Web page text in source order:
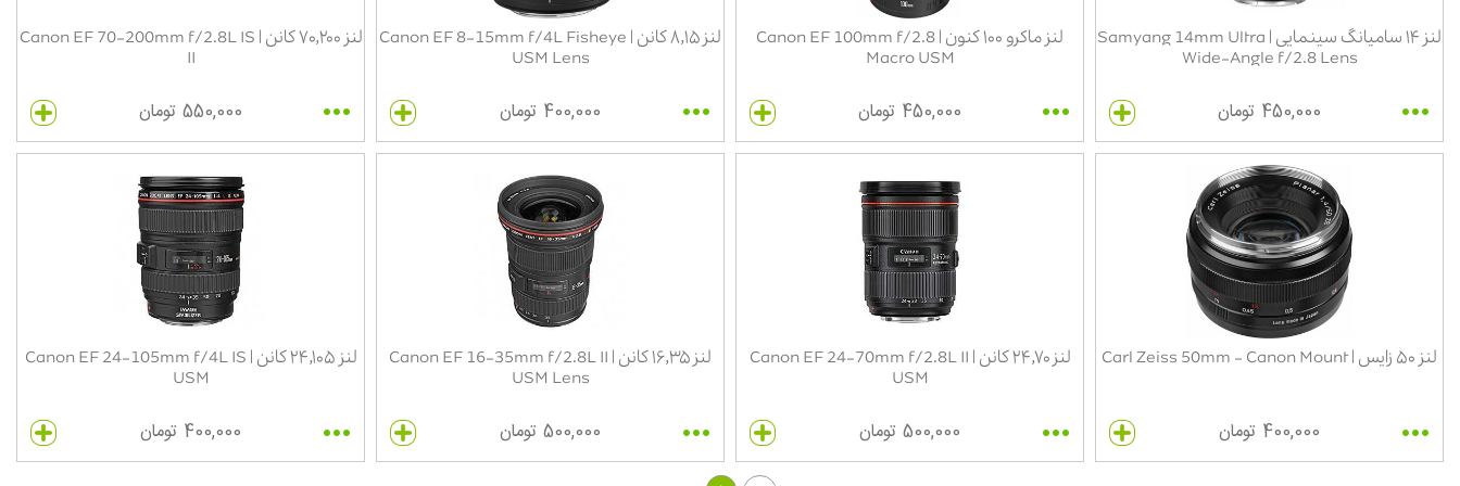
لنز ۱۴ سامیانگ سینمایی | Samyang 14mm Ultra
Wide-Angle f/2.8 Lens
450,000 تومان
لنز ماکرو ۱۰۰ کنون | Canon EF 100mm f/2.8
Macro USM
450,000 تومان
لنز ۸٬۱۵ کانن | Canon EF 8-15mm f/4L Fisheye
USM Lens
400,000 تومان
لنز ۷۰٬۲۰۰ کانن | Canon EF 70-200mm f/2.8L IS
II
550,000 تومان
لنز ۵۰ زایس | Carl Zeiss 50mm - Canon Mount
400,000 تومان
لنز ۲۴‍٬۷۰ کانن | Canon EF 24-70mm f/2.8L II
USM
500,000 تومان
لنز ۱۶٬۳۵ کانن | Canon EF 16-35mm f/2.8L II
USM Lens
500,000 تومان
لنز ۲۴٬۱۰۵ کانن | Canon EF 24-105mm f/4L IS
USM
400,000 تومان